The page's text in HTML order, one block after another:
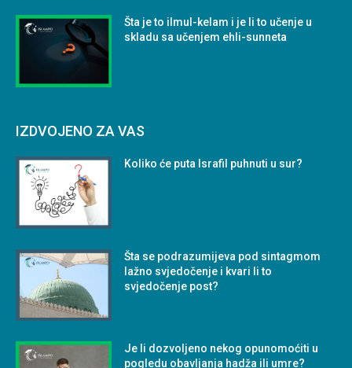
Šta je to ilmul-kelam i je li to učenje u
skladu sa učenjem ehli-sunneta
IZDVOJENO ZA VAS
Koliko će puta Israfil puhnuti u sur?
Šta se podrazumijeva pod sintagmom
lažno svjedočenje i kvari li to
svjedočenje post?
Je li dozvoljeno nekog opunomoćiti u
pogledu obavljanja hadža ili umre?